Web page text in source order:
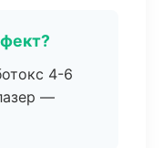
4-6
—